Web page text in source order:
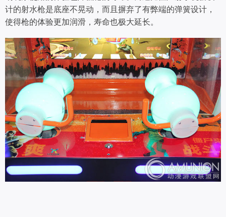
计的射水枪是底座不晃动，而且摒弃了有弊端的弹簧设计，
使得枪的体验更加润滑，寿命也极大延长。